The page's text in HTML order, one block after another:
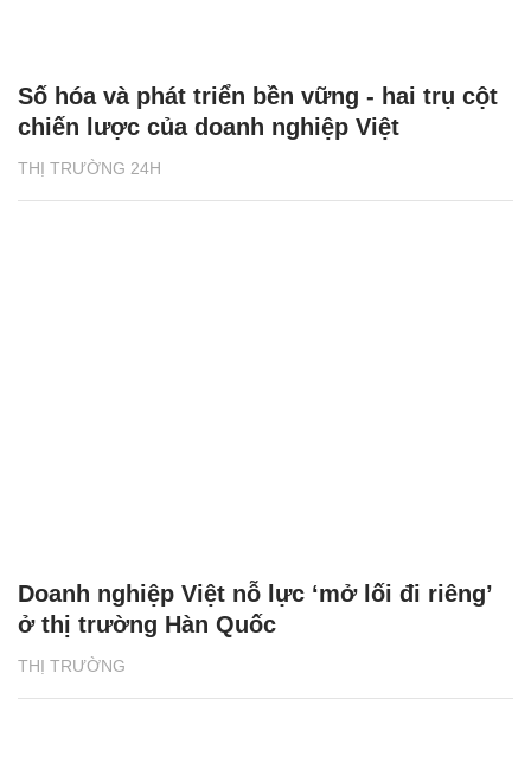
THỊ TRƯỜNG 24H
Số hóa và phát triển bền vững - hai trụ cột
chiến lược của doanh nghiệp Việt
THỊ TRƯỜNG
Doanh nghiệp Việt nỗ lực ‘mở lối đi riêng’
ở thị trường Hàn Quốc